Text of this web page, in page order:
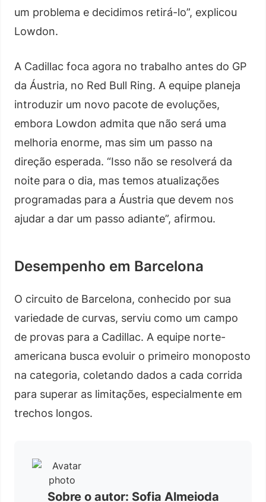
um problema e decidimos retirá-lo”, explicou
Lowdon.
A Cadillac foca agora no trabalho antes do GP
da Áustria, no Red Bull Ring. A equipe planeja
introduzir um novo pacote de evoluções,
embora Lowdon admita que não será uma
melhoria enorme, mas sim um passo na
direção esperada. “Isso não se resolverá da
noite para o dia, mas temos atualizações
programadas para a Áustria que devem nos
ajudar a dar um passo adiante”, afirmou.
Desempenho em Barcelona
O circuito de Barcelona, conhecido por sua
variedade de curvas, serviu como um campo
de provas para a Cadillac. A equipe norte-
americana busca evoluir o primeiro monoposto
na categoria, coletando dados a cada corrida
para superar as limitações, especialmente em
trechos longos.
Sobre o autor: Sofia Almeioda